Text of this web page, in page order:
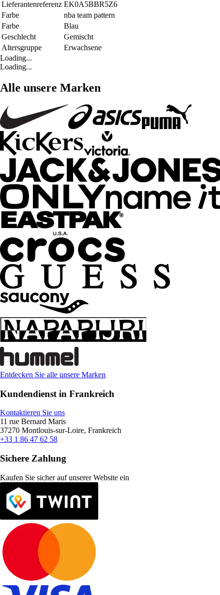
Lieferantenreferenz EK0A5BBR5Z6
Farbe
nba team pattern
Farbe
Blau
Geschlecht
Gemischt
Altersgruppe
Erwachsene
Loading...
Loading...
Alle unsere Marken
Entdecken Sie alle unsere Marken
Kundendienst in Frankreich
Kontaktieren Sie uns
11 rue Bernard Maris
37270 Montlouis-sur-Loire, Frankreich
+33 1 86 47 62 58
Sichere Zahlung
Kaufen Sie sicher auf unserer Website ein